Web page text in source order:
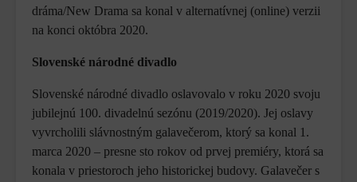
dráma/New Drama sa konal v alternatívnej (online) verzii
na konci októbra 2020.
Slovenské národné divadlo
Slovenské národné divadlo oslavovalo v roku 2020 svoju
jubilejnú 100. divadelnú sezónu (2019/2020). Jej oslavy
vyvrcholili slávnostným galavečerom, ktorý sa konal 1.
marca 2020 – presne sto rokov od prvej premiéry, ktorá sa
konala v priestoroch jeho historickej budovy. Galavečer s